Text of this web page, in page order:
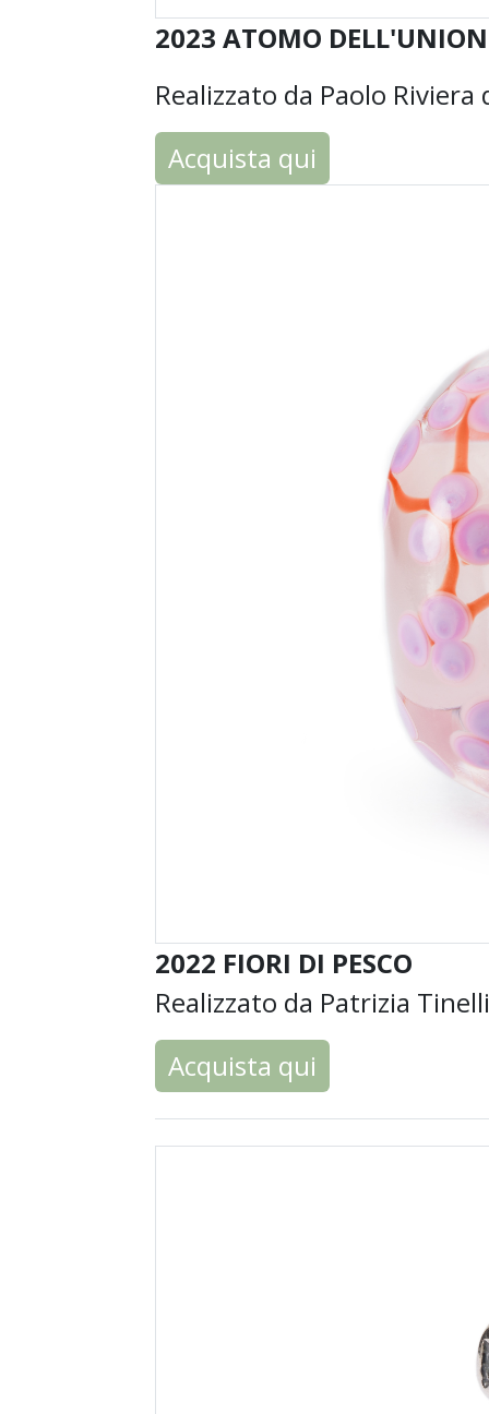
2023 ATOMO
Realizzato da Paolo Riviera
Acquista qui
2022 FIORI DI PESCO
Realizzato da Patrizia
Acquista qui